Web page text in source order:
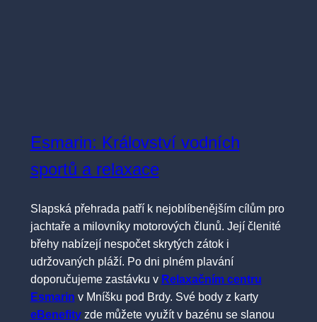
Esmarin: Království vodních
sportů a relaxace
Slapská přehrada patří k nejoblíbenějším cílům pro
jachtaře a milovníky motorových člunů. Její členité
břehy nabízejí nespočet skrytých zátok i
udržovaných pláží. Po dni plném plavání
doporučujeme zastávku v Relaxačním centru
Esmarin v Mníšku pod Brdy. Své body z karty
eBenefityzde můžete využít v bazénu se slanou